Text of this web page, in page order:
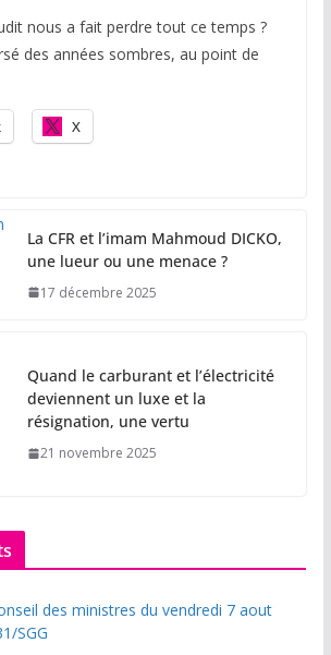
nous a fait perdre tout ce temps ?
des années sombres, au point de
X
La CFR et l’imam Mahmoud DICKO,
une lueur ou une menace ?
17 décembre 2025
Quand le carburant et l’électricité
deviennent un luxe et la
résignation, une vertu
21 novembre 2025
des ministres du vendredi 7 aout
SGG